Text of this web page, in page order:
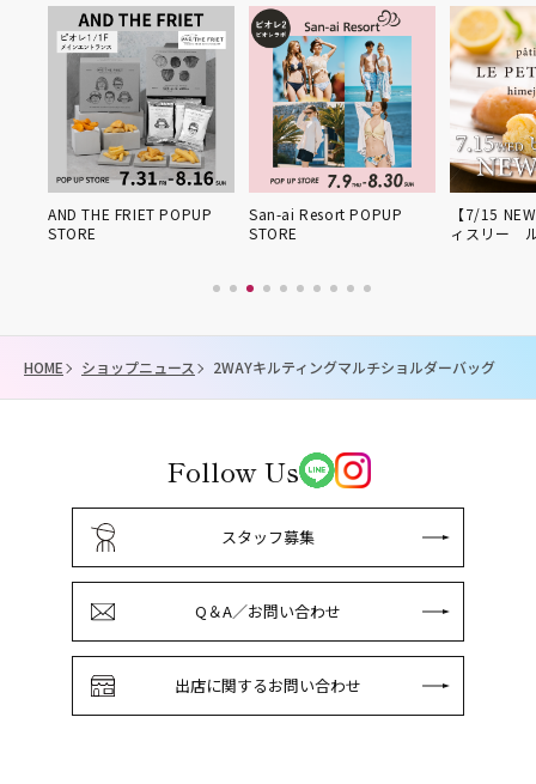
San-ai Resort POPUP
STORE
【7/15 NEW OPEN】パテ
ィスリー ル・プ…
期間限
HOME ショップニュース 2WAYキルティングマルチショルダーバッグ
Follow Us
スタッフ募集
Q＆A／お問い合わせ
出店に関するお問い合わせ